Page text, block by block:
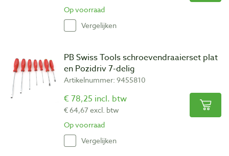
Op voorraad
Vergelijken
PB Swiss Tools schroevendraaierset plat
en Pozidriv 7-delig
Artikelnummer: 9455810
€ 78,25 incl. btw
€ 64,67 excl. btw
Op voorraad
Vergelijken